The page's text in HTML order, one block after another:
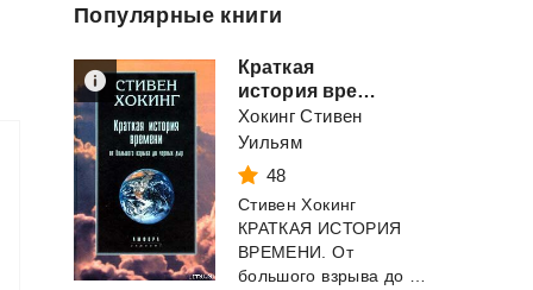
Популярные книги
Краткая
история времени...
Хокинг Стивен
Уильям
48
Стивен Хокинг
КРАТКАЯ ИСТОРИЯ
ВРЕМЕНИ. От